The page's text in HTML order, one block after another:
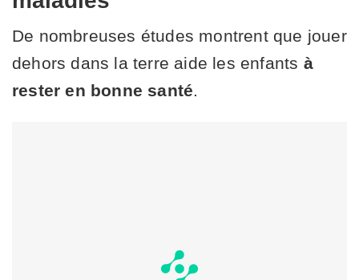
De nombreuses études montrent que jouer
dehors dans la terre aide les enfants à
rester en bonne santé.